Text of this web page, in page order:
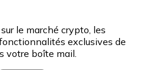
le marché crypto, les
exclusives de
votre boîte mail.